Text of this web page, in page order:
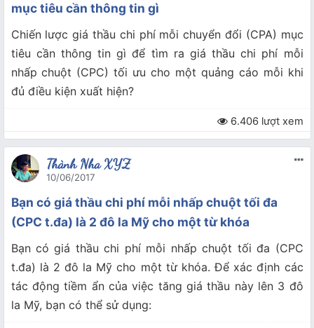
mục tiêu cần thông tin gì
Chiến lược giá thầu chi phí mỗi chuyển đổi (CPA) mục
tiêu cần thông tin gì để tìm ra giá thầu chi phí mỗi
nhấp chuột (CPC) tối ưu cho một quảng cáo mỗi khi
đủ điều kiện xuất hiện?
6.406 lượt xem
Thành Nha XYZ
10/06/2017
Bạn có giá thầu chi phí mỗi nhấp chuột tối đa
(CPC t.đa) là 2 đô la Mỹ cho một từ khóa
Bạn có giá thầu chi phí mỗi nhấp chuột tối đa (CPC
t.đa) là 2 đô la Mỹ cho một từ khóa. Để xác định các
tác động tiềm ẩn của việc tăng giá thầu này lên 3 đô
la Mỹ, bạn có thể sử dụng: